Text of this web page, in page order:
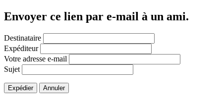
Envoyer ce lien par e-mail à un ami.
Destinataire
Expéditeur
Votre adresse e-mail
Sujet
Expédier Annuler